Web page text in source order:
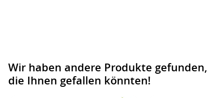
Wir haben andere Produkte gefunden,
die Ihnen gefallen könnten!